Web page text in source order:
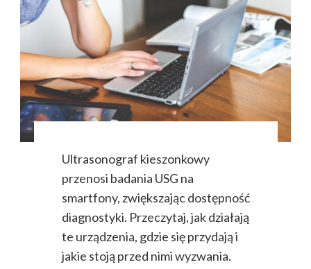
Ultrasonograf kieszonkowy
przenosi badania USG na
smartfony, zwiększając dostępność
diagnostyki. Przeczytaj, jak działają
te urządzenia, gdzie się przydają i
jakie stoją przed nimi wyzwania.